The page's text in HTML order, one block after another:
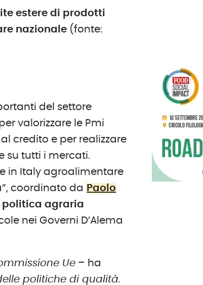
estere di prodotti
nazionale (fonte:
del settore
valorizzare le Pmi
credito e per realizzare
su tutti i mercati.
in Italy agroalimentare
coordinato da Paolo
politica agraria
nei Governi D’Alema
Ue – ha
politiche di qualità.